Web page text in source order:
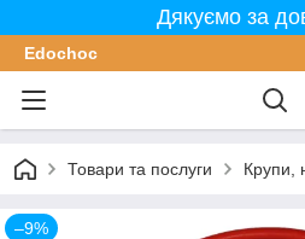
Дякуємо за
Edochoс
Товари та послуги Крупи,
–9%